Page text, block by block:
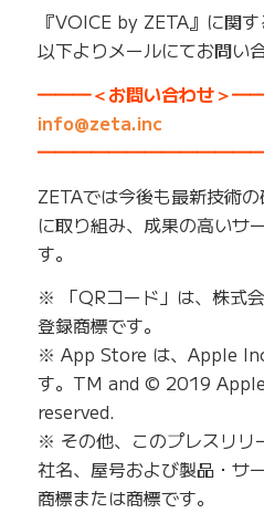
『VOICE by ZETA』に関す
以下よりメールにてお問い
━━━＜お問い合わせ＞
info@zeta.inc
ZETAでは今後も最新技術
に取り組み、成果の高いサ
す。
※ 「QRコード」は、株式
登録商標です。
※ App Store は、Apple
す。TM and © 2019
reserved.
※ その他、このプレスリリ
社名、屋号および製品・サ
商標または商標です。